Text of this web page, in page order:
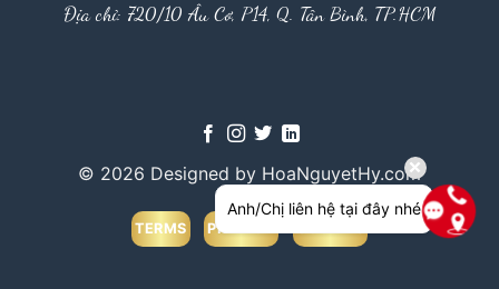
Địa chỉ: 720/10 Âu Cơ, P14, Q. Tân Bình, TP.HCM
© 2026 Designed by HoaNguyetHy.com
TERMS PRIVACY
Anh/Chị liên hệ tại đây nhé